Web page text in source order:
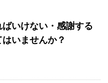
いけない・感謝する
いませんか？